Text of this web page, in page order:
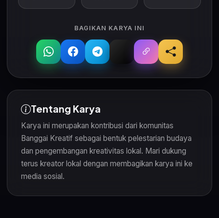
BAGIKAN KARYA INI
Tentang Karya
Karya ini merupakan kontribusi dari komunitas
Banggai Kreatif sebagai bentuk pelestarian budaya
dan pengembangan kreativitas lokal. Mari dukung
terus kreator lokal dengan membagikan karya ini ke
media sosial.